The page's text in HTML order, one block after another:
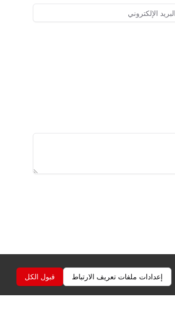
إعدادات ملفات تعريف الارتباط قبول الكل